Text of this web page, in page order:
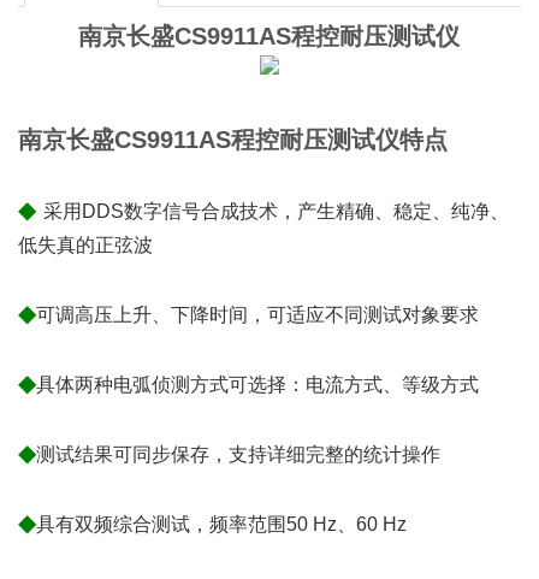
南京长盛CS9911AS程控耐压测试仪
南京长盛CS9911AS程控耐压测试仪特点
◆采用DDS数字信号合成技术，产生精确、稳定、纯净、
低失真的正弦波
◆可调高压上升、下降时间，可适应不同测试对象要求
◆具体两种电弧侦测方式可选择：电流方式、等级方式
◆测试结果可同步保存，支持详细完整的统计操作
◆具有双频综合测试，频率范围50 Hz、60 Hz